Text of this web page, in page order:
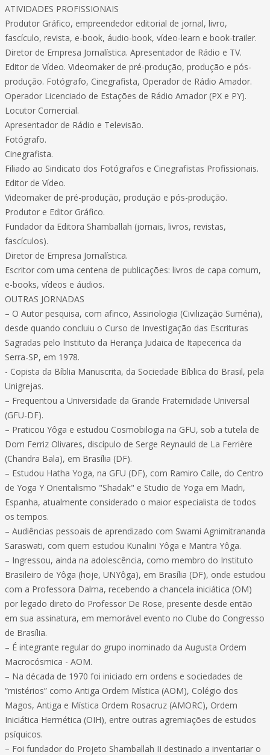
ATIVIDADES PROFISSIONAIS
Produtor Gráfico, empreendedor editorial de jornal, livro,
fascículo, revista, e-book, áudio-book, vídeo-learn e book-trailer.
Diretor de Empresa Jornalística. Apresentador de Rádio e TV.
Editor de Vídeo. Videomaker de pré-produção, produção e pós-
produção. Fotógrafo, Cinegrafista, Operador de Rádio Amador.
Operador Licenciado de Estações de Rádio Amador (PX e PY).
Locutor Comercial.
Apresentador de Rádio e Televisão.
Fotógrafo.
Cinegrafista.
Filiado ao Sindicato dos Fotógrafos e Cinegrafistas Profissionais.
Editor de Vídeo.
Videomaker de pré-produção, produção e pós-produção.
Produtor e Editor Gráfico.
Fundador da Editora Shamballah (jornais, livros, revistas,
fascículos).
Diretor de Empresa Jornalística.
Escritor com uma centena de publicações: livros de capa comum,
e-books, vídeos e áudios.
OUTRAS JORNADAS
– O Autor pesquisa, com afinco, Assiriologia (Civilização Suméria),
desde quando concluiu o Curso de Investigação das Escrituras
Sagradas pelo Instituto da Herança Judaica de Itapecerica da
Serra-SP, em 1978.
- Copista da Bíblia Manuscrita, da Sociedade Bíblica do Brasil, pela
Unigrejas.
– Frequentou a Universidade da Grande Fraternidade Universal
(GFU-DF).
– Praticou Yôga e estudou Cosmobilogia na GFU, sob a tutela de
Dom Ferriz Olivares, discípulo de Serge Reynauld de La Ferrière
(Chandra Bala), em Brasília (DF).
– Estudou Hatha Yoga, na GFU (DF), com Ramiro Calle, do Centro
de Yoga Y Orientalismo "Shadak" e Studio de Yoga em Madri,
Espanha, atualmente considerado o maior especialista de todos
os tempos.
– Audiências pessoais de aprendizado com Swami Agnimitrananda
Saraswati, com quem estudou Kunalini Yôga e Mantra Yôga.
– Ingressou, ainda na adolescência, como membro do Instituto
Brasileiro de Yôga (hoje, UNYôga), em Brasília (DF), onde estudou
com a Professora Dalma, recebendo a chancela iniciática (OM)
por legado direto do Professor De Rose, presente desde então
em sua assinatura, em memorável evento no Clube do Congresso
de Brasília.
– É integrante regular do grupo inominado da Augusta Ordem
Macrocósmica - AOM.
– Na década de 1970 foi iniciado em ordens e sociedades de
“mistérios” como Antiga Ordem Mística (AOM), Colégio dos
Magos, Antiga e Mística Ordem Rosacruz (AMORC), Ordem
Iniciática Hermética (OIH), entre outras agremiações de estudos
psíquicos.
– Foi fundador do Projeto Shamballah II destinado a inventariar o